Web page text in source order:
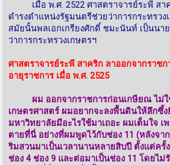
เมื่อ พ.ศ. 2522 ศาสตราจารย์ระพี สาค
ดำรงตำแหน่งรัฐมนตรีช่วยว่าการกระทรว
สมัยนั้นพลเอกเกรียงศักดิ์ ชมะนันท์ เป็นนา
ว่าการกระทรวงเกษตรฯ
ศาสตราจารย์ระพี สาคริก ลาออกจากราช
อายุราชการ เมื่อ พ.ศ. 2525
ผม ออกจากราชการก่อนเกษียณ ไม่ใช่
เกษตรศาสตร์ ผมอยากจะลงพื้นดินให้ลึกซึ้ง
มหาวิทยาลัยมีอะไรใช้มาเถอะ ผมเต็มใจ เ
ตายที่นี่ อย่างที่ผมพูดไว้กับช่อง 11 (หลังจา
ริมสวนมาเป็นเวลานานหลายสิบปี ตั้งแต่ครั้
ช่อง 4 ช่อง 9 และต่อมาเป็นช่อง 11 โดยไ